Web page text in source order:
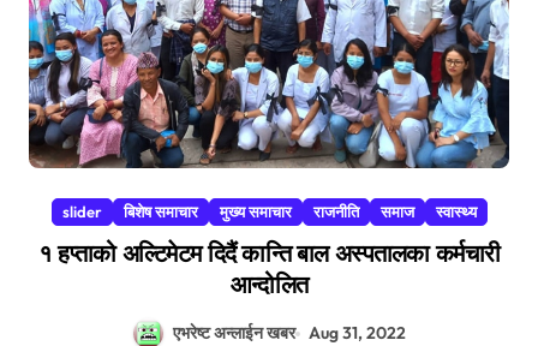
slider बिशेष समाचार मुख्य समाचार राजनीति समाज स्वास्थ्य
१ हप्ताको अल्टिमेटम दिदैं कान्ति बाल अस्पतालका कर्मचारी
आन्दोलित
एभरेष्ट अन्लाईन खबर Aug 31, 2022